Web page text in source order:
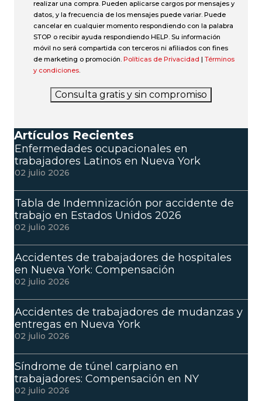
realizar una compra. Pueden aplicarse cargos por mensajes y
datos, y la frecuencia de los mensajes puede variar. Puede
cancelar en cualquier momento respondiendo con la palabra
STOP o recibir ayuda respondiendo HELP. Su información
móvil no será compartida con terceros ni afiliados con fines
de marketing o promoción. Políticas de Privacidad | Términos
y condiciones.
Consulta gratis y sin compromiso
Artículos Recientes
Enfermedades ocupacionales en
trabajadores Latinos en Nueva York
02 julio 2026
Tabla de Indemnización por accidente de
trabajo en Estados Unidos 2026
02 julio 2026
Accidentes de trabajadores de hospitales
en Nueva York: Compensación
02 julio 2026
Accidentes de trabajadores de mudanzas y
entregas en Nueva York
02 julio 2026
Síndrome de túnel carpiano en
trabajadores: Compensación en NY
02 julio 2026